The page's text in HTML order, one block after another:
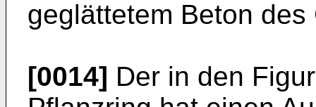
geglättetem Beton
[0014] Der in den